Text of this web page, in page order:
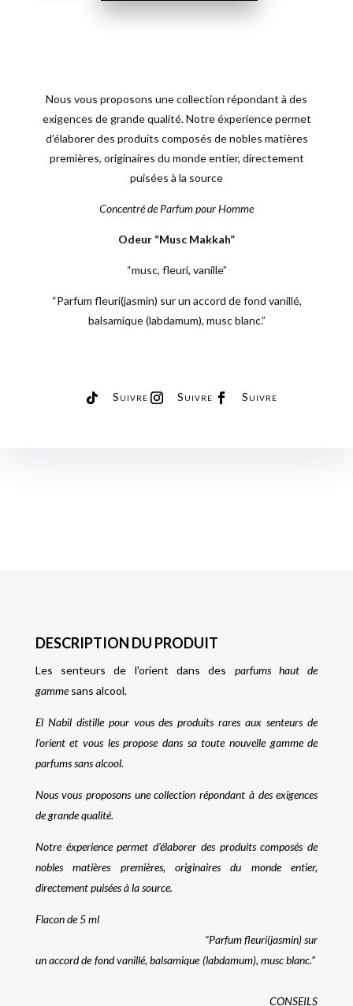
Nous vous proposons une collection répondant à des
exigences de grande qualité. Notre éxperience permet
d’élaborer des produits composés de nobles matières
premières, originaires du monde entier, directement
puisées à la source
Concentré de Parfum pour Homme
Odeur “Musc Makkah”
“musc, fleuri, vanille”
“Parfum fleuri(jasmin) sur un accord de fond vanillé,
balsamique (labdamum), musc blanc.”
Suivre Suivre Suivre
DESCRIPTION DU PRODUIT
Les senteurs de l’orient dans des parfums haut de
gammesans alcool.
El Nabil distille pour vous des produits rares aux senteurs de
l’orient et vous les propose dans sa toute nouvelle gamme de
parfums sans alcool.
Nous vous proposons une collection répondant à des exigences
de grande qualité.
Notre éxperience permet d’élaborer des produits composés de
nobles matières premières, originaires du monde entier,
directement puisées à la source.
Flacon de 5 ml
“Parfum fleuri(jasmin) sur
un accord de fond vanillé, balsamique (labdamum), musc blanc.”
CONSEILS